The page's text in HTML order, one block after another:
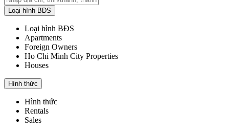
Loại hình BĐS
Loại hình BĐS
Apartments
Foreign Owners
Ho Chi Minh City Properties
Houses
Hình thức
Hình thức
Rentals
Sales